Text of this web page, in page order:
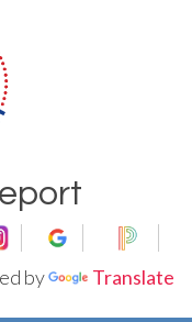
by Translate